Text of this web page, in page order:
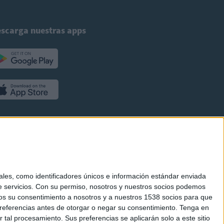
como identificadores únicos e información estándar enviada
servicios. Con su permiso, nosotros y nuestros socios podemos
su consentimiento a nosotros y a nuestros 1538 socios para que
antes de otorgar o negar su consentimiento. Tenga en
procesamiento. Sus preferencias se aplicarán solo a este sitio
nuestras apps